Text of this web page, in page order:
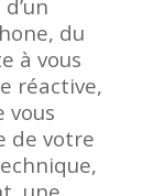
du
à vous
réactive,
vous
de votre